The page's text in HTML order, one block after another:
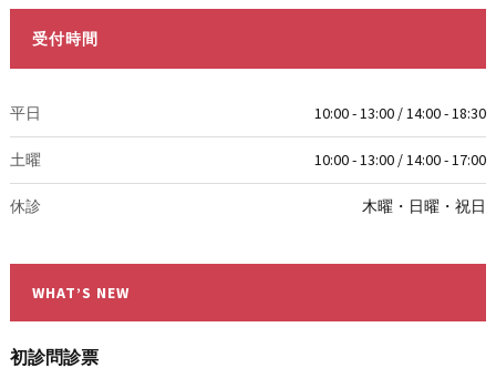
受付時間
平日 10:00 - 13:00 / 14:00 - 18:30
土曜 10:00 - 13:00 / 14:00 - 17:00
休診 木曜・日曜・祝日
WHAT’S NEW
初診問診票